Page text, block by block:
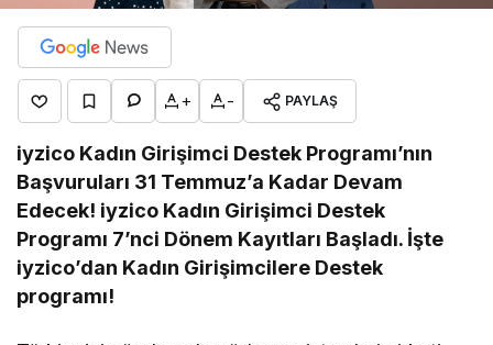
+ - PAYLAŞ
iyzico Kadın Girişimci Destek Programı’nın
Başvuruları 31 Temmuz’a Kadar Devam
Edecek! iyzico Kadın Girişimci Destek
Programı 7’nci Dönem Kayıtları Başladı. İşte
iyzico’dan Kadın Girişimcilere Destek
programı!